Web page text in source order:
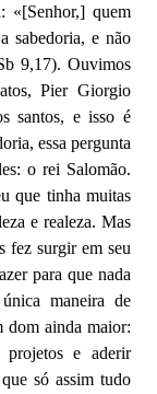
«[Senhor,] quem
sabedoria, e não
9,17). Ouvimos
Pier Giorgio
santos, e isso é
essa pergunta
o rei Salomão.
que tinha muitas
e realeza. Mas
fez surgir em seu
para que nada
maneira de
dom ainda maior:
projetos e aderir
só assim tudo